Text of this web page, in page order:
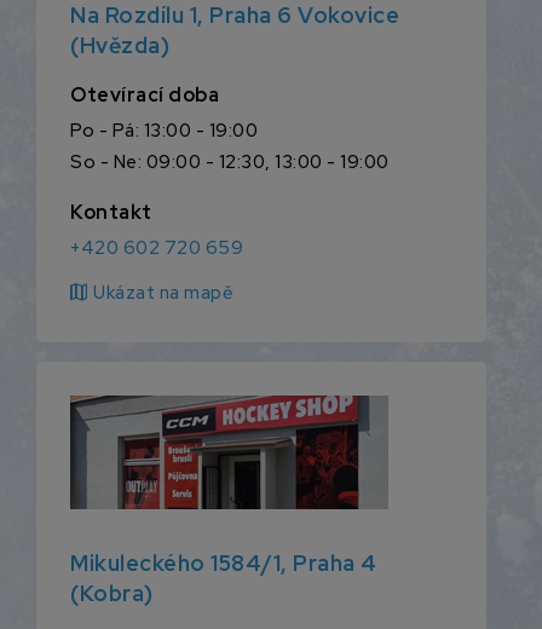
Na Rozdílu 1, Praha 6 Vokovice
(Hvězda)
Otevírací doba
Po - Pá: 13:00 - 19:00
So - Ne: 09:00 - 12:30, 13:00 - 19:00
Kontakt
+420 602 720 659
map Ukázat na mapě
Mikuleckého 1584/1, Praha 4
(Kobra)